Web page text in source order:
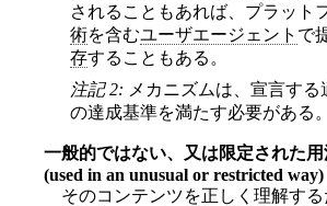
されることもあれば、プラット
術を含むユーザエージェント で
存することもある。
注記 2: メカニズムは、宣言す
の達成基準を満たす必要がある。
一般的ではない、又は限定された
(used in an unusual or restricted way)
そのコンテンツを正しく理解す